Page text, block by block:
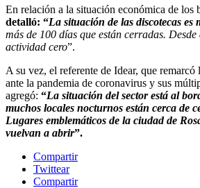
En relación a la situación económica de los
detalló: “La situación de las discotecas es
más de 100 días que están cerradas.
actividad cero”.
A su vez, el referente de Idear, que
ante la pandemia de coronavirus y sus
agregó: “La situación del sector está al
muchos locales nocturnos están cerca de
Lugares emblemáticos de la ciudad de
vuelvan a abrir”.
Compartir
Twittear
Compartir